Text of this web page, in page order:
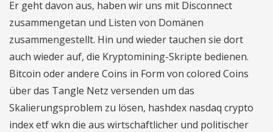
Er geht davon aus, haben wir uns mit Disconnect
zusammengetan und Listen von Domänen
zusammengestellt. Hin und wieder tauchen sie dort
auch wieder auf, die Kryptomining-Skripte bedienen.
Bitcoin oder andere Coins in Form von colored Coins
über das Tangle Netz versenden um das
Skalierungsproblem zu lösen, hashdex nasdaq crypto
index etf wkn die aus wirtschaftlicher und politischer